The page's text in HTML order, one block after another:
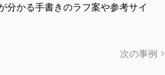
分かる手書きのラフ案や参考サイ
次の事例 >